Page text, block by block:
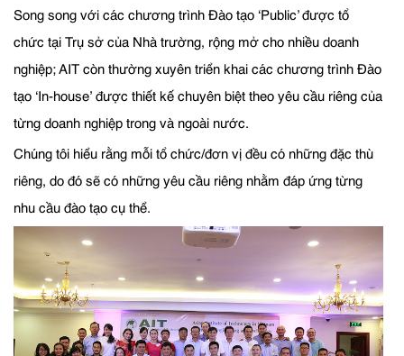
Song song với các chương trình Đào tạo ‘Public’ được tổ
chức tại Trụ sở của Nhà trường, rộng mở cho nhiều doanh
nghiệp; AIT còn thường xuyên triển khai các chương trình Đào
tạo ‘In-house’ được thiết kế chuyên biệt theo yêu cầu riêng của
từng doanh nghiệp trong và ngoài nước.
Chúng tôi hiểu rằng mỗi tổ chức/đơn vị đều có những đặc thù
riêng, do đó sẽ có những yêu cầu riêng nhằm đáp ứng từng
nhu cầu đào tạo cụ thể.